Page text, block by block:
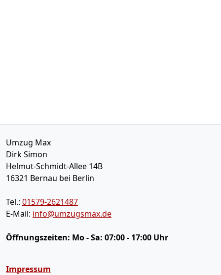
Umzug Max
Dirk Simon
Helmut-Schmidt-Allee 14B
16321 Bernau bei Berlin
Tel.: 01579-2621487
E-Mail: info@umzugsmax.de
Öffnungszeiten: Mo - Sa: 07:00 - 17:00 Uhr
Impressum